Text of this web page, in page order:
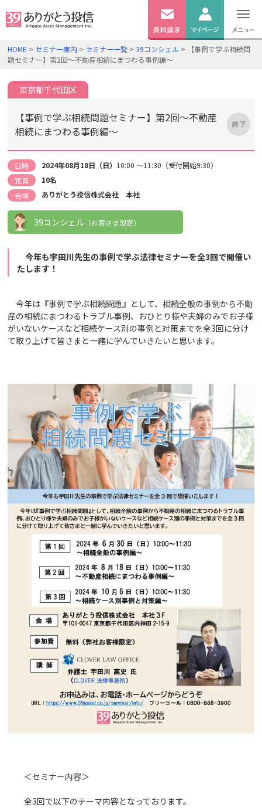
無料資料
請求
ログイン
HOME > セミナー案内 > セミナー一覧 >39コンシェル > 【事例で学ぶ相続問
題セミナー】第2回～不動産相続にまつわる事例編～
東京都千代田区
【事例で学ぶ相続問題セミナー】第2回～不動産
相続にまつわる事例編～
日時 2024年08月18日（日） 10:00 ～11:30（受付開始9:30）
定員
10名
会場
ありがとう投信株式会社 本社
39コンシェル （お客さま限定）
今年も宇田川先生の事例で学ぶ法律セミナーを全3回で開催い
たします！
今年は『事例で学ぶ相続問題』として、相続全般の事例から不動
産の相続にまつわるトラブル事例、おひとり様や夫婦のみでお子様
がいないケースなど相続ケース別の事例と対策までを全3回に分け
て取り上げて皆さまと一緒に学んでいきたいと思います。
＜セミナー内容＞
全3回で以下のテーマ内容となっております。